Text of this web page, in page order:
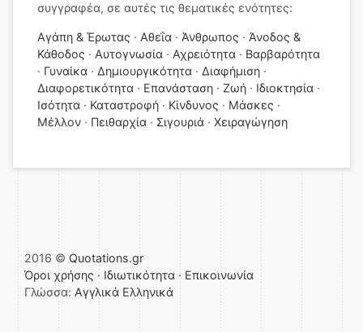
συγγραφέα, σε αυτές τις θεματικές ενότητες:
Αγάπη & Έρωτας Αθεΐα Άνθρωπος
Άνοδος &
Κάθοδος
Αυτογνωσία Αχρειότητα
Βαρβαρότητα
Γυναίκα
Δημιουργικότητα
Διαφήμιση
Διαφορετικότητα
Επανάσταση Ζωή
Ιδιοκτησία
Ισότητα
Καταστροφή Κίνδυνος
Μάσκες
Μέλλον
Πειθαρχία Σιγουριά Χειραγώγηση
2016 © Quotations.gr
Όροι χρήσης · Ιδιωτικότητα · Επικοινωνία
Γλώσσα: Αγγλικά Ελληνικά